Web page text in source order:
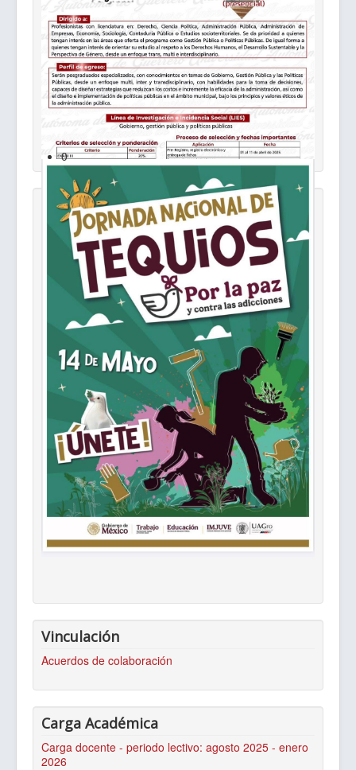
0
Retribución Social
Vinculación
Acuerdos de colaboración
Carga Académica
Carga docente - periodo lectivo: agosto 2025 - enero
2026